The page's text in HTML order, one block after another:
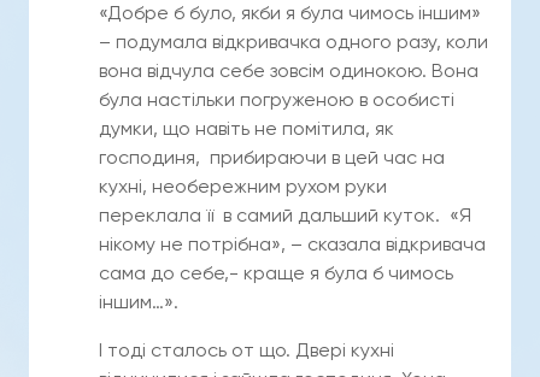
«Добре б було, якби я була чимось іншим»
– подумала відкривачка одного разу, коли
вона відчула себе зовсім одинокою. Вона
була настільки погруженою в особисті
думки, що навіть не помітила, як
господиня, прибираючи в цей час на
кухні, необережним рухом руки
переклала її в самий дальший куток. «Я
нікому не потрібна», – сказала відкривача
сама до себе,- краще я була б чимось
іншим…».
І тоді сталось от що. Двері кухні